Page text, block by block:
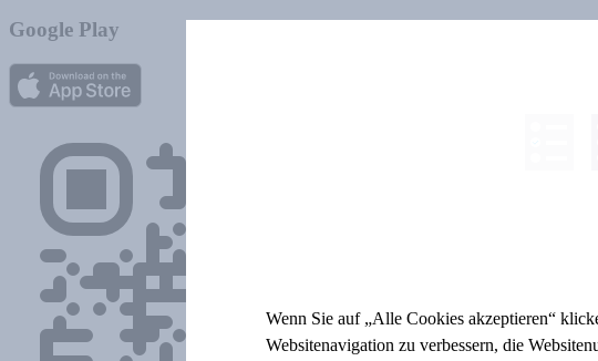
Google Play
Wenn Sie auf „Alle Cookies akzeptieren“
Websitenavigation zu verbessern, die